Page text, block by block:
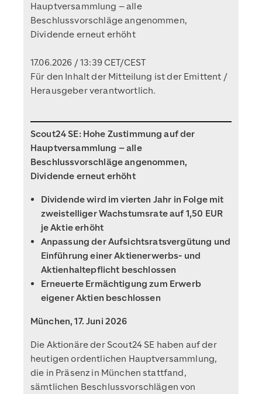
Hauptversammlung – alle
Beschlussvorschläge angenommen,
Dividende erneut erhöht
17.06.2026 / 13:39 CET/CEST
Für den Inhalt der Mitteilung ist der Emittent /
Herausgeber verantwortlich.
Scout24 SE: Hohe Zustimmung auf der
Hauptversammlung – alle
Beschlussvorschläge angenommen,
Dividende erneut erhöht
Dividende wird im vierten Jahr in Folge mit
zweistelliger Wachstumsrate auf 1,50 EUR
je Aktie erhöht
Anpassung der Aufsichtsratsvergütung und
Einführung einer Aktienerwerbs- und
Aktienhaltepflicht beschlossen
Erneuerte Ermächtigung zum Erwerb
eigener Aktien beschlossen
München, 17. Juni 2026
Die Aktionäre der Scout24 SE haben auf der
heutigen ordentlichen Hauptversammlung,
die in Präsenz in München stattfand,
sämtlichen Beschlussvorschlägen von